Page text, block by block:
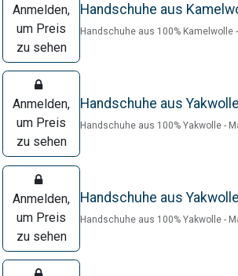
Anmelden,
um Preis
zu sehen
Handschuhe aus
Handschuhe aus 100% Kamelwolle
Anmelden,
um Preis
zu sehen
Handschuhe aus
Handschuhe aus 100% Yakwolle -
Anmelden,
um Preis
zu sehen
Handschuhe aus
Handschuhe aus 100% Yakwolle -